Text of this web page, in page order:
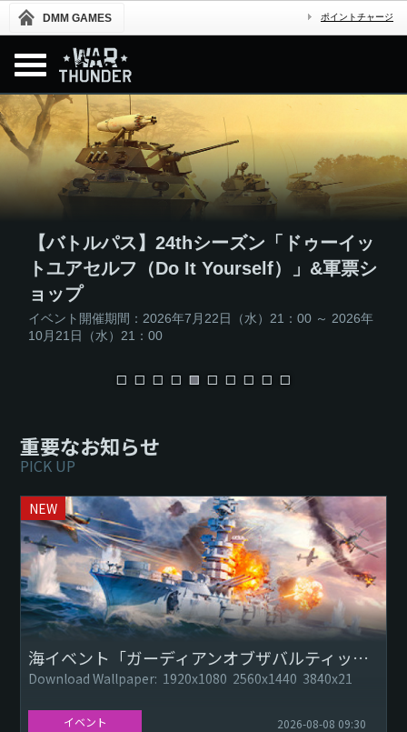
DMM GAMES ポイントチャージ
ベータテスト（CBT）
重要なお知らせ
PICK UP
NEW
海イベント「ガーディアンオブザバルティックシー（Guardian of the Baltic Sea）」：オクチャーブリスカヤ・レヴォリューツィヤ
Download Wallpaper: 1920x1080 2560x1440 3840x21
イベント 2026-08-08 09:30